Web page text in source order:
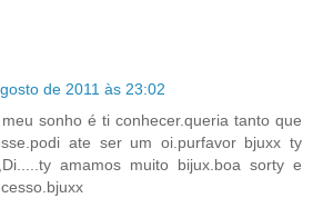
de 2011 às 23:02
sonho é ti conhecer.queria tanto que
ate ser um oi.purfavor bjuxx ty
amamos muito bijux.boa sorty e